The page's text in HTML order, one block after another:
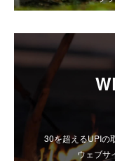
30を超えるUPIの
ウェブサ